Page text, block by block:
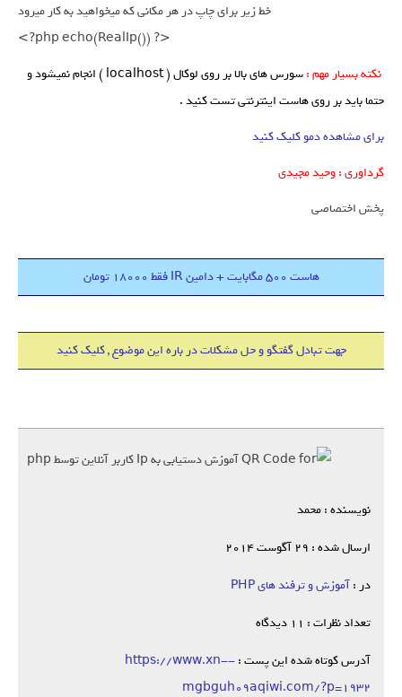
خط زیر برای چاپ در هر مکانی که میخواهید به کار میرود
<?php echo(RealIp()) ?>
نکته بسیار مهم :
سورس های بالا بر روی لوکال ( localhost ) انجام نمیشود و
حتما باید بر روی هاست اینترنتی تست کنید .
برای مشاهده دمو کلیک کنید
گرداوری : وحید مجیدی
پخش اختصاصی
هاست 500 مگابایت + دامین IR فقط 18000 تومان
جهت تبادل گفتگو و حل مشکلات در باره این موضوع , کلیک کنید
نویسنده : محمد
ارسال شده : 29 آگوست 2014
در :آموزش و ترفند های PHP
تعداد نظرات : 11 دیدگاه
آدرس کوتاه شده این پست :https://www.xn--
mgbguh09aqiwi.com/?p=1932